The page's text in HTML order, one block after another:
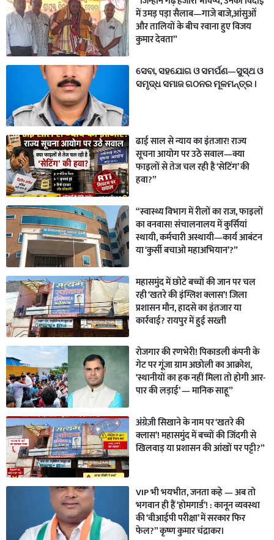
में उमड़ पड़ा सैलाब—गाजे बाजे,आंसुओं
और तालियों के बीच रवाना हुए विजय
कुमार देवता”
ସେବା, ସହଯୋଗ ଓ ସମର୍ପଣ—ସୁସ୍ଥ ଓ
ସମୃଦ୍ଧ ସମାଜ ଗଠନର ମୂଳମନ୍ତ୍ର ।
ढाई साल से न्याय का इंतजार! राज्य
सूचना आयोग पर उठे सवाल—क्या
फाइलों से तेज चल रही है ‘सेटिंग’ की
हवा?”
“स्वास्थ्य विभाग में रीलों का राज, फाइलों
का वनवास! संचालनालय में कुर्सियां
स्थायी, कर्मचारी अस्थायी—कार्य आबंटन
या ‘कुर्सी बचाओ महाअभियान’?”
महासमुंद में छोटे बच्चों की जान पर चल
रही ‘खतरे की इंग्लिश क्लास’! जिला
प्रशासन मौन, हादसे का इंतजार या
कार्रवाई? रायपुर में हुई सख्ती
रोजगार की रणभेरी! पिकाडली कंपनी के
गेट पर गूंजा ग्राम अछोली का आक्रोश,
‘स्थानीयों का हक नहीं मिला तो होगी आर-
पार की लड़ाई’ — मानिक साहू”
अंग्रेज़ी सिखाने के नाम पर ‘खतरे की
क्लास’! महासमुंद में बच्चों की जिंदगी से
खिलवाड़ या प्रशासन की आंखों पर पट्टी?”
VIP भी भयभीत, जनता कहे — अब तो
भगवान ही हैं ‘होमगार्ड’! : कानून व्यवस्था
की ‘वीआईपी परीक्षा’ में सरकार फिर
फेल?” कृष्ण कुमार चंद्राकर।